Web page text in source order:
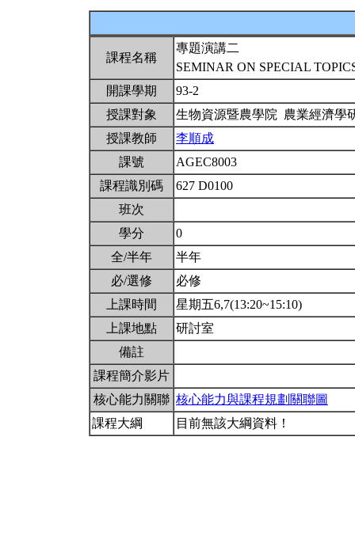
課程名稱
專題演講二
SEMINAR ON SPECIAL
開課學期
93-2
授課對象
生物資源暨農學院 農業經濟學
授課教師
李順成
課號
AGEC8003
課程識別碼
627 D0100
班次
學分
0
全/半年
半年
必/選修
必修
上課時間
星期五6,7(13:20~15:10)
上課地點
研討室
備註
課程簡介影片
核心能力關聯 核心能力與課程規劃關聯圖
課程大綱
目前無該大綱資料！